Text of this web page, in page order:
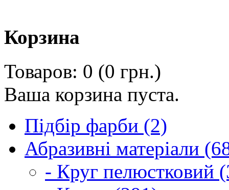
Корзина
Товаров: 0 (0 грн.)
Ваша корзина пуста.
Підбір фарби (2)
Абразивні матеріали
- Круг пелюстковий